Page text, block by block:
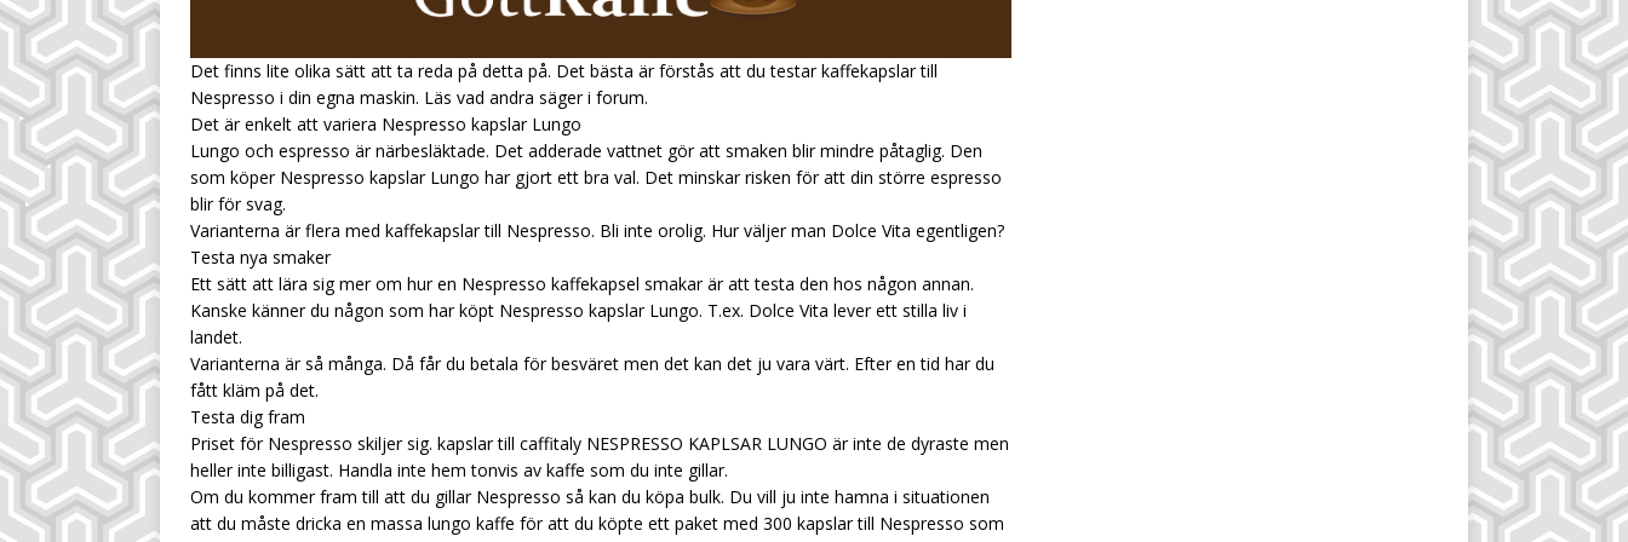
Det finns lite olika sätt att ta reda på detta på. Det bästa är förstås att du testar kaffekapslar till
Nespresso i din egna maskin. Läs vad andra säger i forum.
Det är enkelt att variera Nespresso kapslar Lungo
Lungo och espresso är närbesläktade. Det adderade vattnet gör att smaken blir mindre påtaglig. Den
som köper Nespresso kapslar Lungo har gjort ett bra val. Det minskar risken för att din större espresso
blir för svag.
Varianterna är flera med kaffekapslar till Nespresso. Bli inte orolig. Hur väljer man Dolce Vita egentligen?
Testa nya smaker
Ett sätt att lära sig mer om hur en Nespresso kaffekapsel smakar är att testa den hos någon annan.
Kanske känner du någon som har köpt Nespresso kapslar Lungo. T.ex. Dolce Vita lever ett stilla liv i
landet.
Varianterna är så många. Då får du betala för besväret men det kan det ju vara värt. Efter en tid har du
fått kläm på det.
Testa dig fram
Priset för Nespresso skiljer sig. kapslar till caffitaly NESPRESSO KAPLSAR LUNGO är inte de dyraste men
heller inte billigast. Handla inte hem tonvis av kaffe som du inte gillar.
Om du kommer fram till att du gillar Nespresso så kan du köpa bulk. Du vill ju inte hamna i situationen
att du måste dricka en massa lungo kaffe för att du köpte ett paket med 300 kapslar till Nespresso som